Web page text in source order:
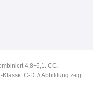
4,8−5,1. CO₂-
Klasse: C-D. // Abbildung zeigt